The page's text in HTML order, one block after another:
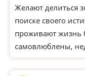
Желают делиться
поиске своего
проживают жизнь
самовлюблены,